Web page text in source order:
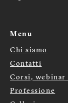
Menu
Menù
footer
Chi siamo
Contatti
Corsi, webinar
Professione